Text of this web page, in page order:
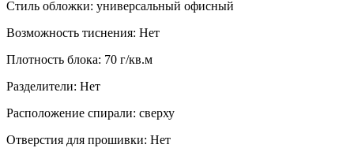
Стиль обложки: универсальный офисный
Возможность тиснения: Нет
Плотность блока: 70 г/кв.м
Разделители: Нет
Расположение спирали: сверху
Отверстия для прошивки: Нет